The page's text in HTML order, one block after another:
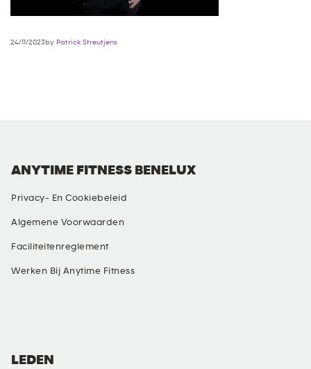
24/11/2023by Patrick Streutjens
ANYTIME FITNESS BENELUX
Privacy- En Cookiebeleid
Algemene Voorwaarden
Faciliteitenreglement
Werken Bij Anytime Fitness
LEDEN